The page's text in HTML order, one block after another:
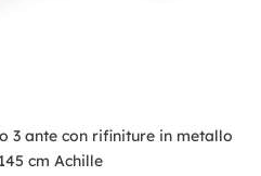
3 ante con rifiniture in metallo
cm Achille